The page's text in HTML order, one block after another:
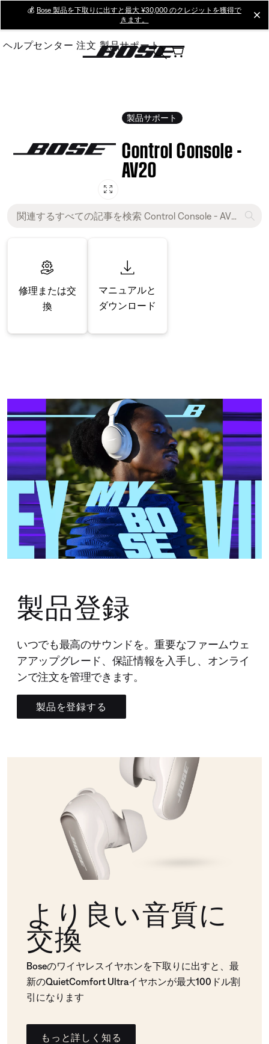
Main
💰 Bose 製品を下取りに出すと最大 ¥30,000 のクレジットを獲得で
きます。
ヘルプセンター 注文 製品サポート
製品サポート
Control Console -
AV20
修理または交
換
マニュアルと
ダウンロード
製品登録
いつでも最高のサウンドを。重要なファームウェ
アアップグレード、保証情報を入手し、オンライ
ンで注文を管理できます。
製品を登録する
より良い音質に
交換
Boseのワイヤレスイヤホンを下取りに出すと、最
新のQuietComfort Ultraイヤホンが最大100ドル割
引になります
もっと詳しく知る